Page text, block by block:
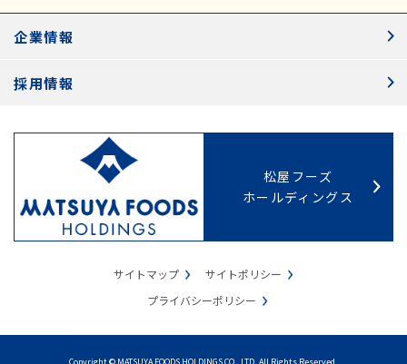
企業情報
採用情報
松屋フーズ
ホールディングス
サイトマップ
サイトポリシー
プライバシーポリシー